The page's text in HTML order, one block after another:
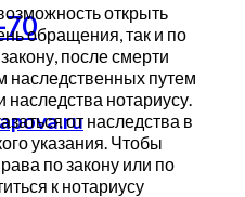
70
открыть
обращения, так и по
после смерти
наследственных путем
нотариусу.
от наследства в
указания. Чтобы
по закону или по
к нотариусу